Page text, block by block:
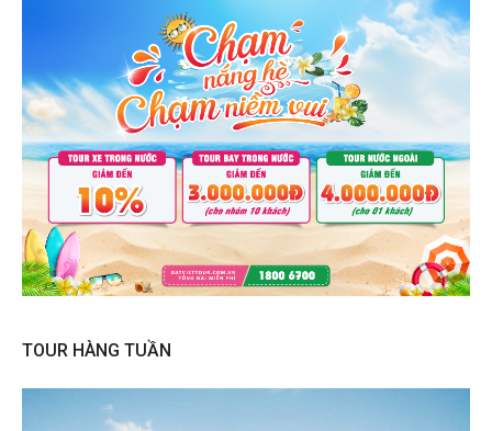
TOUR HÀNG TUẦN